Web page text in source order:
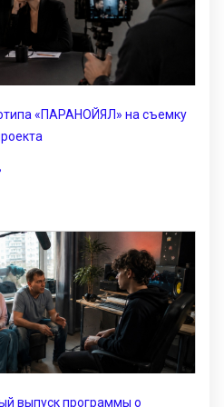
«ПАРАНОЙЯЛ» на съемку
выпуск программы о